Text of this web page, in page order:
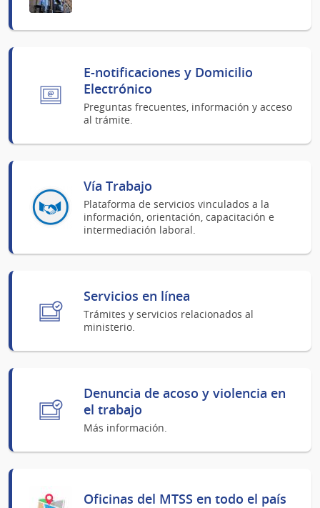
E-notificaciones y Domicilio
Electrónico
Preguntas frecuentes, información y acceso
al trámite.
Vía Trabajo
Plataforma de servicios vinculados a la
información, orientación, capacitación e
intermediación laboral.
Servicios en línea
Trámites y servicios relacionados al
ministerio.
Denuncia de acoso y violencia en
el trabajo
Más información.
Oficinas del MTSS en todo el país